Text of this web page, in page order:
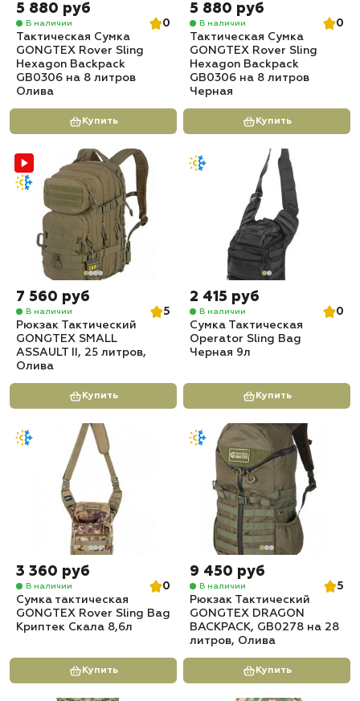
5 880 руб
В наличии
0
Тактическая Сумка
GONGTEX Rover Sling
Hexagon Backpack
GB0306 на 8 литров
Олива
Купить
5 880 руб
В наличии
0
Тактическая Сумка
GONGTEX Rover Sling
Hexagon Backpack
GB0306 на 8 литров
Черная
Купить
7 560 руб
В наличии
5
Рюкзак Тактический
GONGTEX SMALL
ASSAULT II, 25 литров,
Олива
Купить
2 415 руб
В наличии
0
Сумка Тактическая
Operator Sling Bag
Черная 9л
Купить
3 360 руб
В наличии
0
Сумка тактическая
GONGTEX Rover Sling Bag
Криптек Скала 8,6л
Купить
9 450 руб
В наличии
5
Рюкзак Тактический
GONGTEX DRAGON
BACKPACK, GB0278 на 28
литров, Олива
Купить